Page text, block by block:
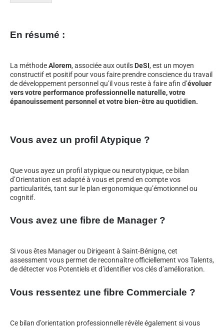
En résumé :
La méthodeAlorem, associée aux outils DeSI, est un moyen
constructif et positif pour vous faire prendre conscience du travail
de développement personnel qu’il vous reste à faire afin d’évoluer
vers votre performance professionnelle naturelle, votre
épanouissement personnel et votre bien-être au quotidien.
Vous avez un profil Atypique ?
Que vous ayez un profil atypique ou neurotypique, ce bilan
d’Orientation est adapté à vous et prend en compte vos
particularités, tant sur le plan ergonomique qu’émotionnel ou
cognitif.
Vous avez une fibre de Manager ?
Si vous êtes Manager ou Dirigeant à Saint-Bénigne, cet
assessment vous permet de reconnaître officiellement vos Talents,
de détecter vos Potentiels et d’identifier vos clés d’amélioration.
Vous ressentez une fibre Commerciale ?
Ce bilan d’orientation professionnelle révèle également si vous